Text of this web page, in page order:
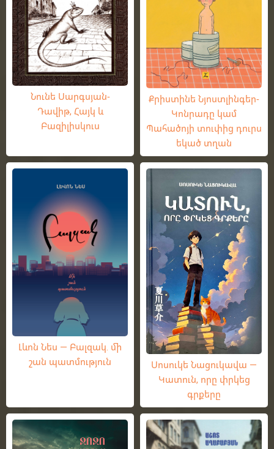
Նունե Սարգսյան-
Դավիթ, Հայկ և
Բազիլիսկուս
Քրիստինե Նյոստլինգեր-
Կոնրադը կամ
Պահածոյի տուփից դուրս
եկած տղան
Լևոն Նես — Բալզակ. մի
շան պատմություն
Սոսուկե Նացուկավա —
Կատուն, որը փրկեց
գրքերը